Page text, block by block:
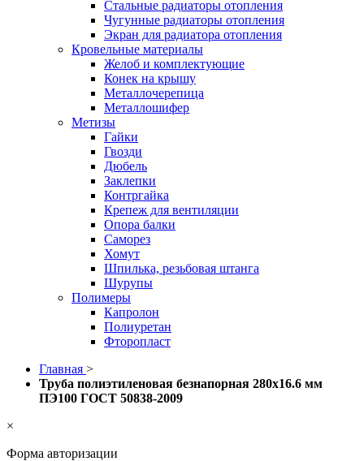
Стальные радиаторы отопления
Чугунные радиаторы отопления
Экран для радиатора отопления
Кровельные материалы
Желоб и комплектующие
Конек на крышу
Металлочерепица
Металлошифер
Метизы
Гайки
Гвозди
Дюбель
Заклепки
Контргайка
Крепеж для вентиляции
Опора балки
Саморез
Хомут
Шпилька, резьбовая штанга
Шурупы
Полимеры
Капролон
Полиуретан
Фторопласт
Главная >
Труба полиэтиленовая безнапорная 280х16.6 мм
ПЭ100 ГОСТ 50838-2009
×
Форма авторизации